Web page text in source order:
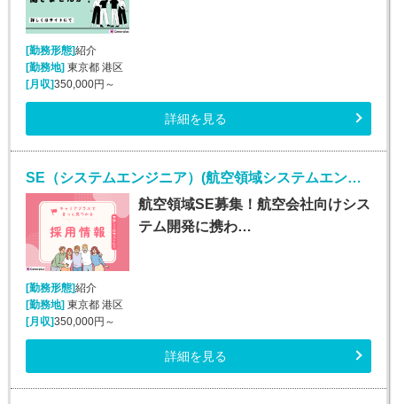
[勤務形態]紹介
[勤務地] 東京都 港区
[月収]350,000円～
詳細を見る
SE（システムエンジニア）(航空領域システムエンジニア/正社員)
航空領域SE募集！航空会社向けシス
テム開発に携わ…
[勤務形態]紹介
[勤務地]東京都 港区
[月収]350,000円～
詳細を見る